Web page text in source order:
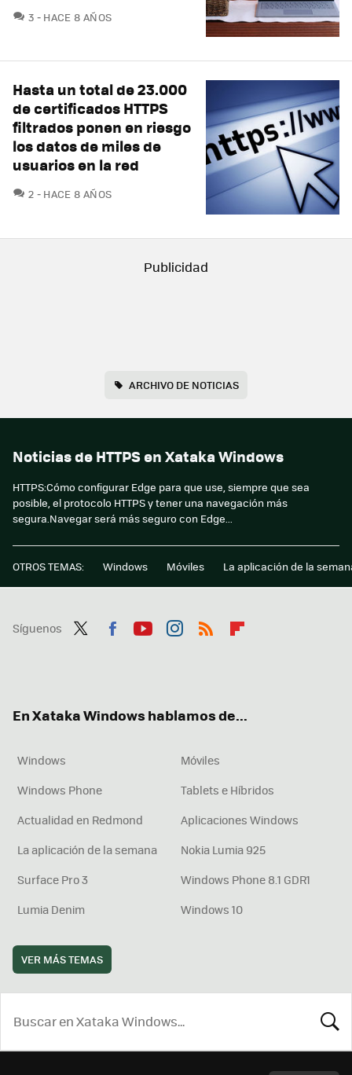
3 COMENTARIOS
HACE 8 AÑOS
Hasta un total de 23.000
de certificados HTTPS
filtrados ponen en riesgo
los datos de miles de
usuarios en la red
2 COMENTARIOS
HACE 8 AÑOS
ARCHIVO DE NOTICIAS
Noticias de HTTPS en Xataka Windows
HTTPS:Cómo configurar Edge para que use, siempre que sea
posible, el protocolo HTTPS y tener una navegación más
segura.Navegar será más seguro con Edge...
OTROS TEMAS: Windows Móviles La aplicación de la
Síguenos
En Xataka Windows hablamos de...
Windows
Móviles
Windows Phone
Tablets e Híbridos
Actualidad en Redmond
Aplicaciones Windows
La aplicación de la semana
Nokia Lumia 925
Surface Pro 3
Windows Phone 8.1 GDR1
Lumia Denim
Windows 10
VER MÁS TEMAS